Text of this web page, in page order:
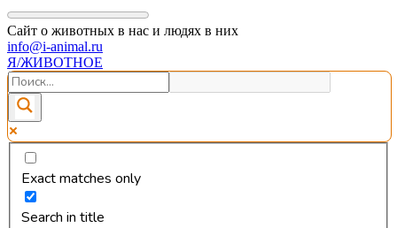
Сайт о животных в нас и людях в них
info@i-animal.ru
Я/ЖИВОТНОЕ
Exact matches only
Search in title